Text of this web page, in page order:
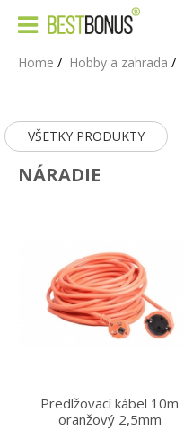
Home Hobby a zahrada
VŠETKY PRODUKTY
NÁRADIE
Predlžovací kábel 10m
oranžový 2,5mm